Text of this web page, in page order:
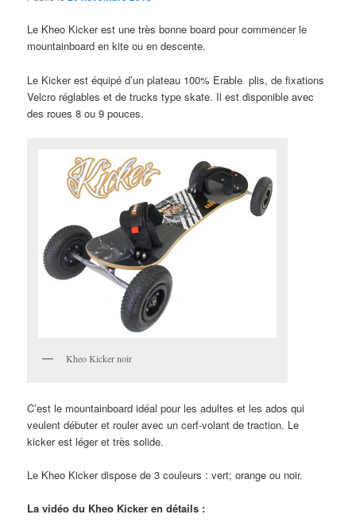
Le Kheo Kicker est une très bonne board pour commencer le
mountainboard en kite ou en descente.
Le Kicker est équipé d’un plateau 100% Erable plis, de fixations
Velcro réglables et de trucks type skate. Il est disponible avec
des roues 8 ou 9 pouces.
Kheo Kicker noir
C’est le mountainboard idéal pour les adultes et les ados qui
veulent débuter et rouler avec un cerf-volant de traction. Le
kicker est léger et très solide.
Le Kheo Kicker dispose de 3 couleurs : vert; orange ou noir.
La vidéo du Kheo Kicker en détails :